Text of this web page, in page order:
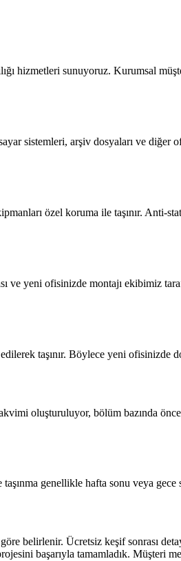
hizmetleri sunuyoruz. Kurumsal
sistemleri, arşiv dosyaları ve
özel koruma ile taşınır.
ve yeni ofisinizde montajı ekibimiz
taşınır. Böylece yeni ofisinizde
oluşturuluyor, bölüm bazında
genellikle hafta sonu veya
belirlenir. Ücretsiz keşif sonrası
başarıyla tamamladık. Müşteri